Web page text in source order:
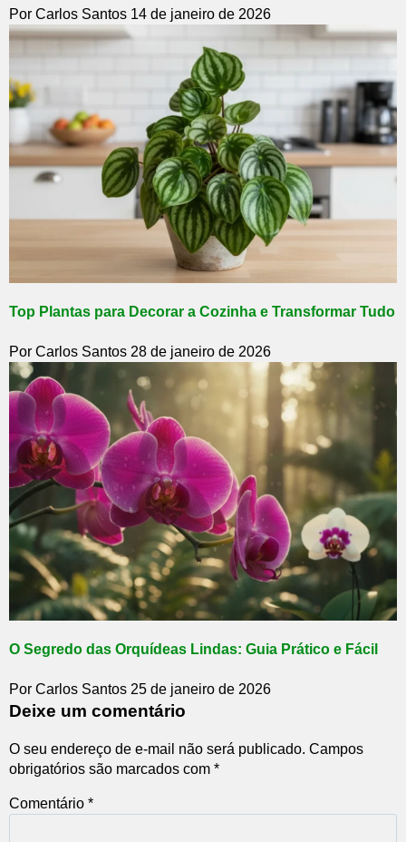
Por Carlos Santos 14 de janeiro de 2026
Top Plantas para Decorar a Cozinha e Transformar Tudo
Por Carlos Santos 28 de janeiro de 2026
O Segredo das Orquídeas Lindas: Guia Prático e Fácil
Por Carlos Santos 25 de janeiro de 2026
Deixe um comentário
O seu endereço de e-mail não será publicado. Campos
obrigatórios são marcados com *
Comentário *